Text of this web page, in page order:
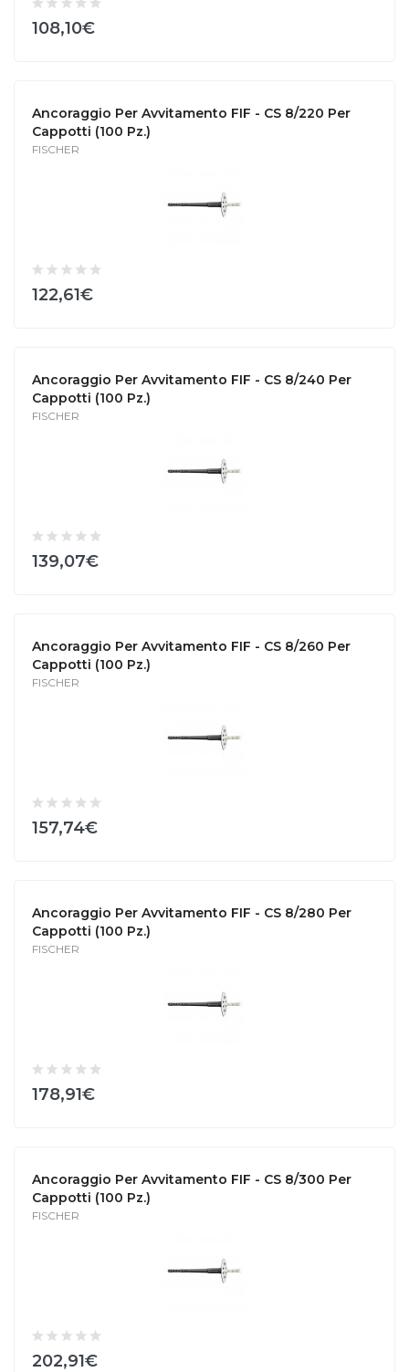
108,10€
Ancoraggio Per Avvitamento FIF - CS 8/220 Per
Cappotti (100 Pz.)
FISCHER
122,61€
Ancoraggio Per Avvitamento FIF - CS 8/240 Per
Cappotti (100 Pz.)
FISCHER
139,07€
Ancoraggio Per Avvitamento FIF - CS 8/260 Per
Cappotti (100 Pz.)
FISCHER
157,74€
Ancoraggio Per Avvitamento FIF - CS 8/280 Per
Cappotti (100 Pz.)
FISCHER
178,91€
Ancoraggio Per Avvitamento FIF - CS 8/300 Per
Cappotti (100 Pz.)
FISCHER
202,91€